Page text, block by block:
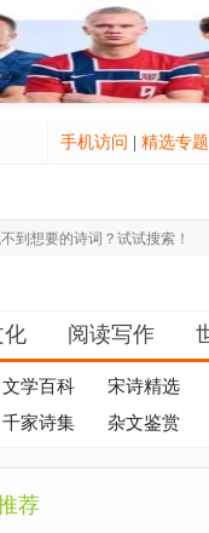
手机访问 精选专题
化 阅读写作
文学百科 宋诗精选
千家诗集 杂文鉴赏
荐